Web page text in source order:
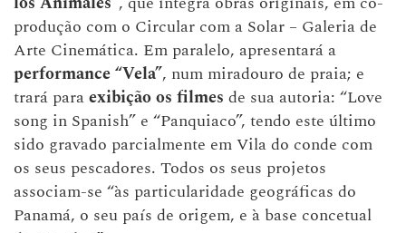
produção com o Circular com a Solar – Galeria de
Arte Cinemática. Em paralelo, apresentará a
performance “Vela”, num miradouro de praia; e
trará paraexibição os filmes de sua autoria: “Love
song in Spanish” e “Panquiaco”, tendo este último
sido gravado parcialmente em Vila do conde com
os seus pescadores. Todos os seus projetos
associam-se “às particularidade geográficas do
Panamá, o seu país de origem, e à base concetual